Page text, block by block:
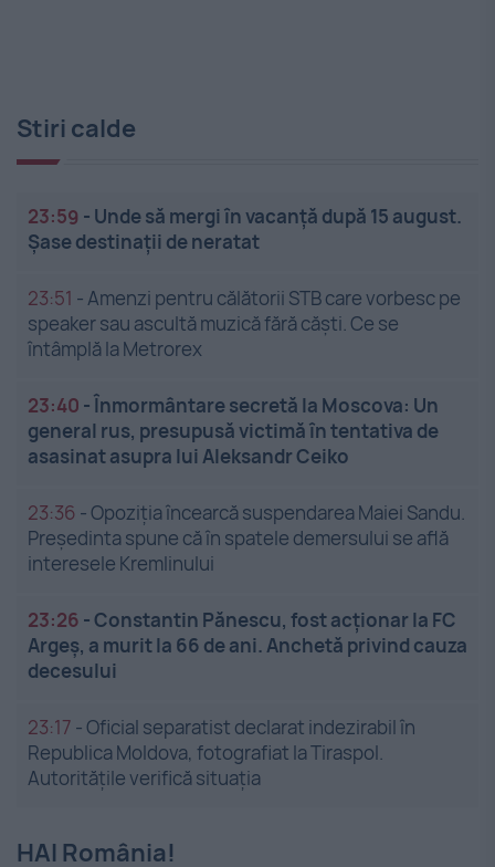
Stiri calde
23:59 - Unde să mergi în vacanță după 15 august.
Șase destinații de neratat
23:51 -Amenzi pentru călătorii STB care vorbesc pe
speaker sau ascultă muzică fără căști. Ce se
întâmplă la Metrorex
23:40 -Înmormântare secretă la Moscova: Un
general rus, presupusă victimă în tentativa de
asasinat asupra lui Aleksandr Ceiko
23:36 -Opoziția încearcă suspendarea Maiei Sandu.
Președinta spune că în spatele demersului se află
interesele Kremlinului
23:26 -Constantin Pănescu, fost acționar la FC
Argeș, a murit la 66 de ani. Anchetă privind cauza
decesului
23:17 -Oficial separatist declarat indezirabil în
Republica Moldova, fotografiat la Tiraspol.
Autoritățile verifică situația
HAI România!